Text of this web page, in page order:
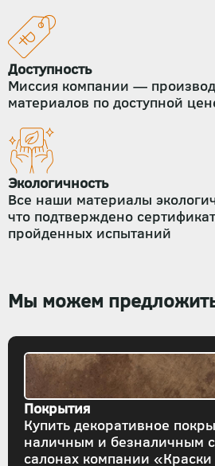
Доступность
Миссия компании —
материалов по доступной
Экологичность
Все наши материалы
что подтверждено
пройденных испытаний
Мы можем
Покрытия
Купить декоративное
наличным и безналичным
салонах компании